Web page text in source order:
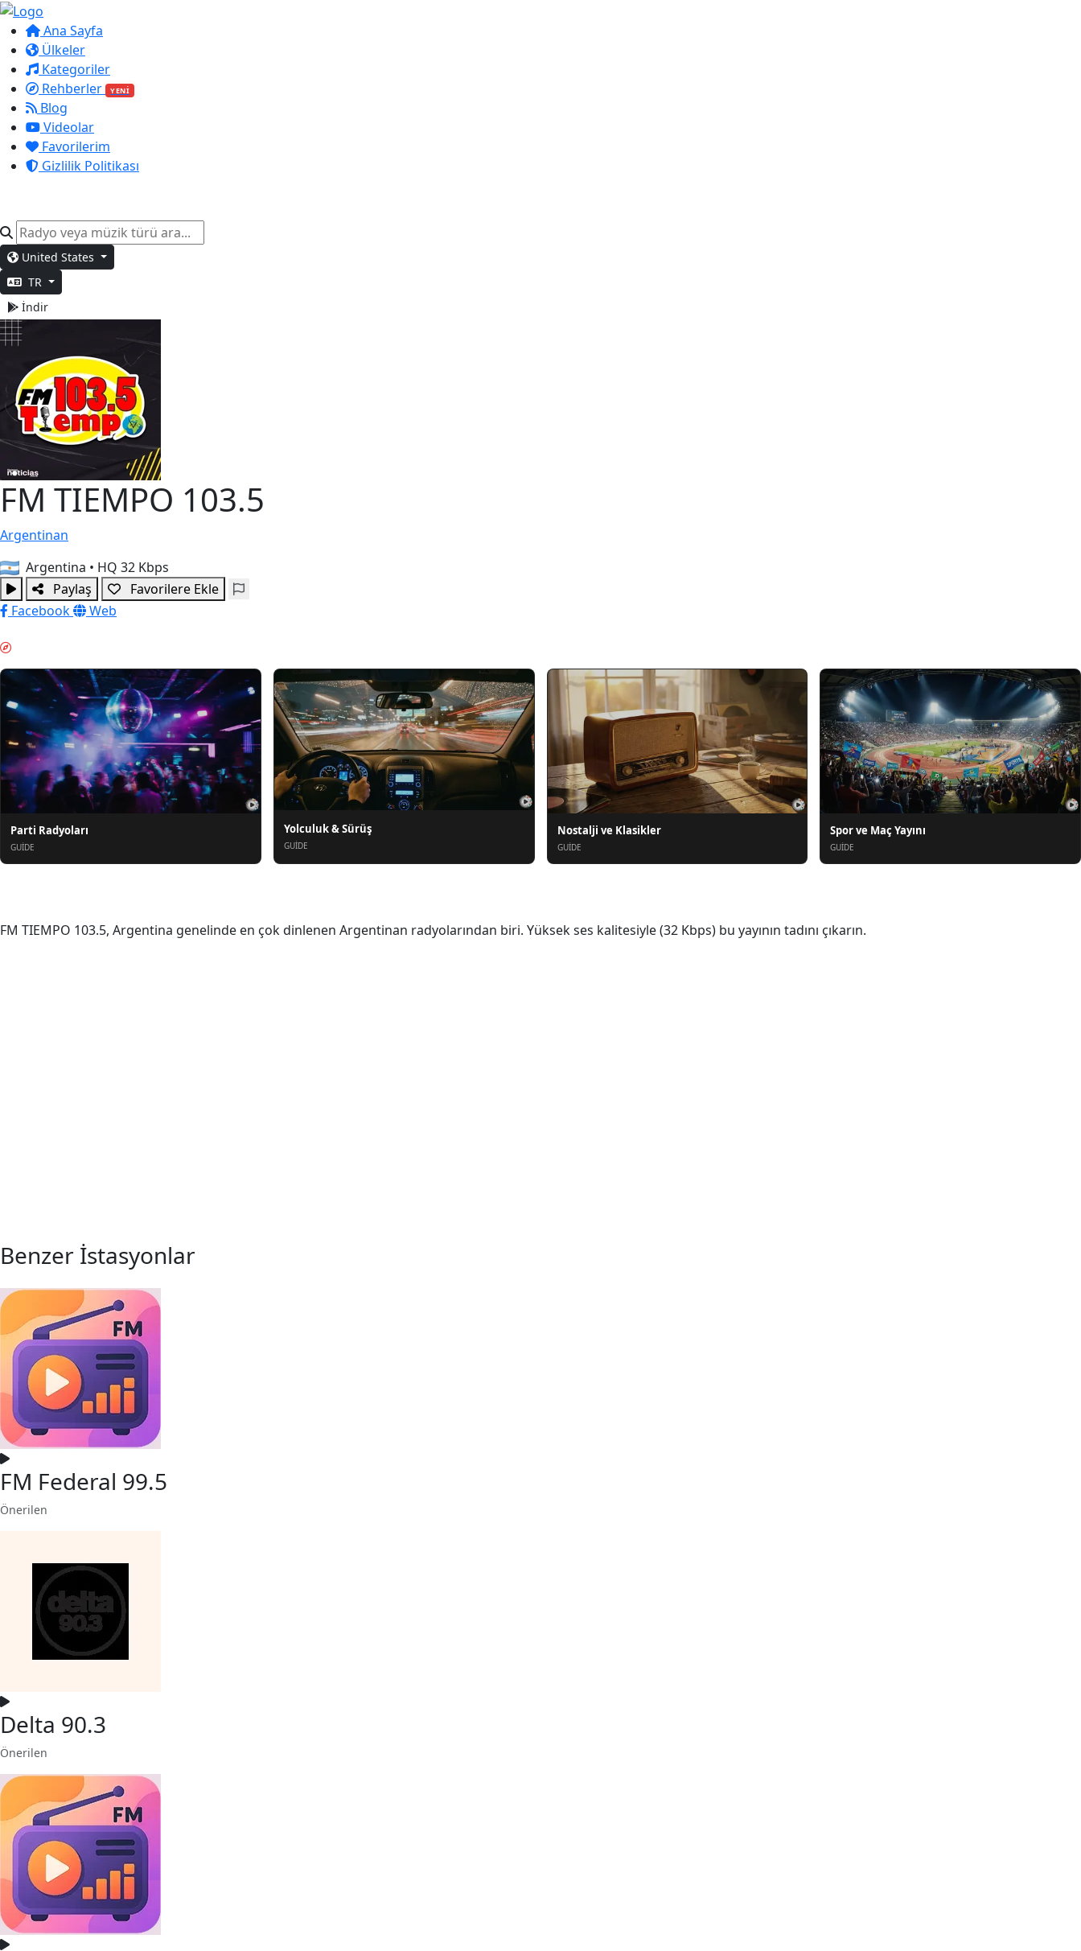
Ana Sayfa
Ülkeler
Kategoriler
Rehberler
YENİ
Blog
Videolar
Favorilerim
Gizlilik Politikası
United States
TR
İndir
FM TIEMPO 103.5
Argentinan
Argentina • HQ 32 Kbps
Paylaş
Favorilere Ekle
Facebook
Web
Parti Radyoları
GUIDE
Yolculuk & Sürüş
GUIDE
Nostalji ve Klasikler
GUIDE
Spor ve Maç Yayını
GUIDE
FM TIEMPO 103.5, Argentina genelinde en çok dinlenen Argentinan radyolarından biri. Yüksek ses kalitesiyle (32 Kbps) bu yayının tadını çıkarın.
Benzer İstasyonlar
FM Federal 99.5
Önerilen
Delta 90.3
Önerilen